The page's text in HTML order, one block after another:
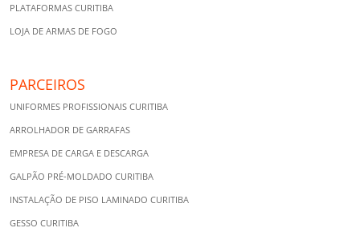
PLATAFORMAS CURITIBA
LOJA DE ARMAS DE FOGO
PARCEIROS
UNIFORMES PROFISSIONAIS CURITIBA
ARROLHADOR DE GARRAFAS
EMPRESA DE CARGA E DESCARGA
GALPÃO PRÉ-MOLDADO CURITIBA
INSTALAÇÃO DE PISO LAMINADO CURITIBA
GESSO CURITIBA